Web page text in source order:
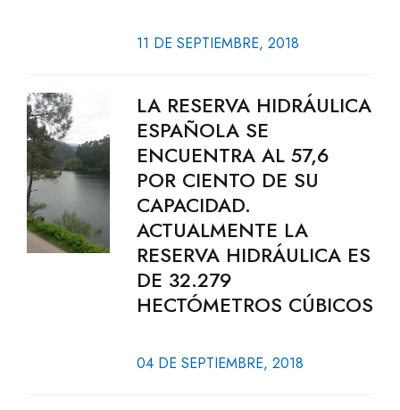
11 DE SEPTIEMBRE, 2018
LA RESERVA HIDRÁULICA
ESPAÑOLA SE
ENCUENTRA AL 57,6
POR CIENTO DE SU
CAPACIDAD.
ACTUALMENTE LA
RESERVA HIDRÁULICA ES
DE 32.279
HECTÓMETROS CÚBICOS
04 DE SEPTIEMBRE, 2018